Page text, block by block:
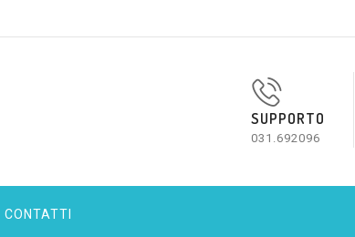
SUPPORTO
031.692096
CONTATTI